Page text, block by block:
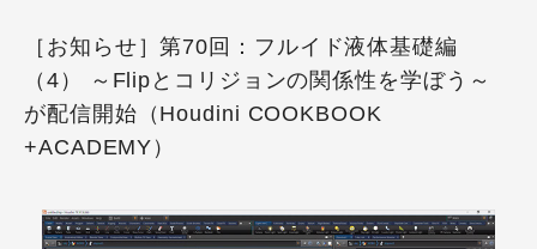
［お知らせ］第70回：フルイド液体基礎編
（4） ～Flipとコリジョンの関係性を学ぼう～
が配信開始（Houdini COOKBOOK
+ACADEMY）